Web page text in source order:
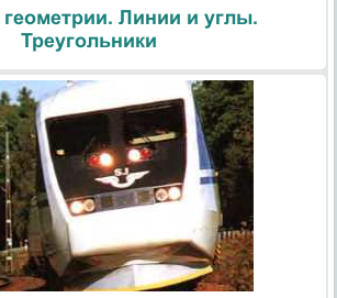
Линии и углы.
Треугольники